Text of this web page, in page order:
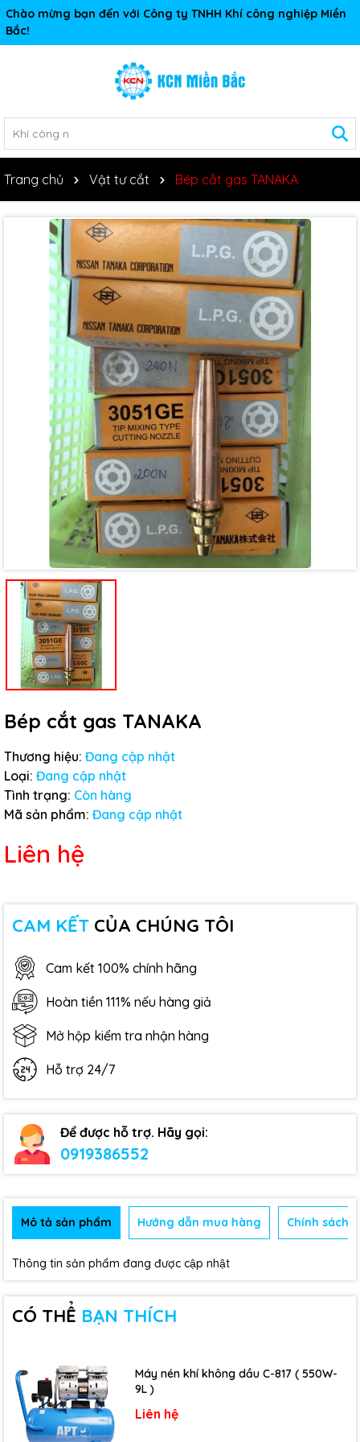
Chào mừng bạn đến với Công ty TNHH Khí công nghiệp Miền
Bắc!
Trang chủ Vật tư cắt Bép cắt gas TANAKA
Bép cắt gas TANAKA
Thương hiệu: Đang cập nhật
Loại: Đang cập nhật
Tình trạng: Còn hàng
Mã sản phẩm: Đang cập nhật
Liên hệ
CAM KẾT CỦA CHÚNG TÔI
Cam kết 100% chính hãng
Hoàn tiền 111% nếu hàng giả
Mở hộp kiểm tra nhận hàng
Hỗ trợ 24/7
Để được hỗ trợ. Hãy gọi:
0919386552
Mô tả sản phẩm Hướng dẫn mua hàng Chính sách
Thông tin sản phẩm đang được cập nhật
CÓ THỂ BẠN THÍCH
Máy nén khí không dầu C-817 ( 550W-
9L )
Liên hệ